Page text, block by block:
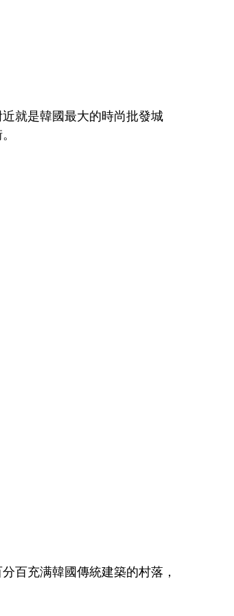
就是韓國最大的時尚批發城
百充满韓國傳統建築的村落，